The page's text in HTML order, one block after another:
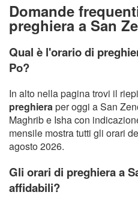
Domande
preghiera a San
Qual è l'orario di
Po?
In alto nella pagina trovi il
preghieraper oggi a San
Maghrib e Isha con
mensile mostra tutti gli orari
agosto 2026.
Gli orari di preghiera a
affidabili?